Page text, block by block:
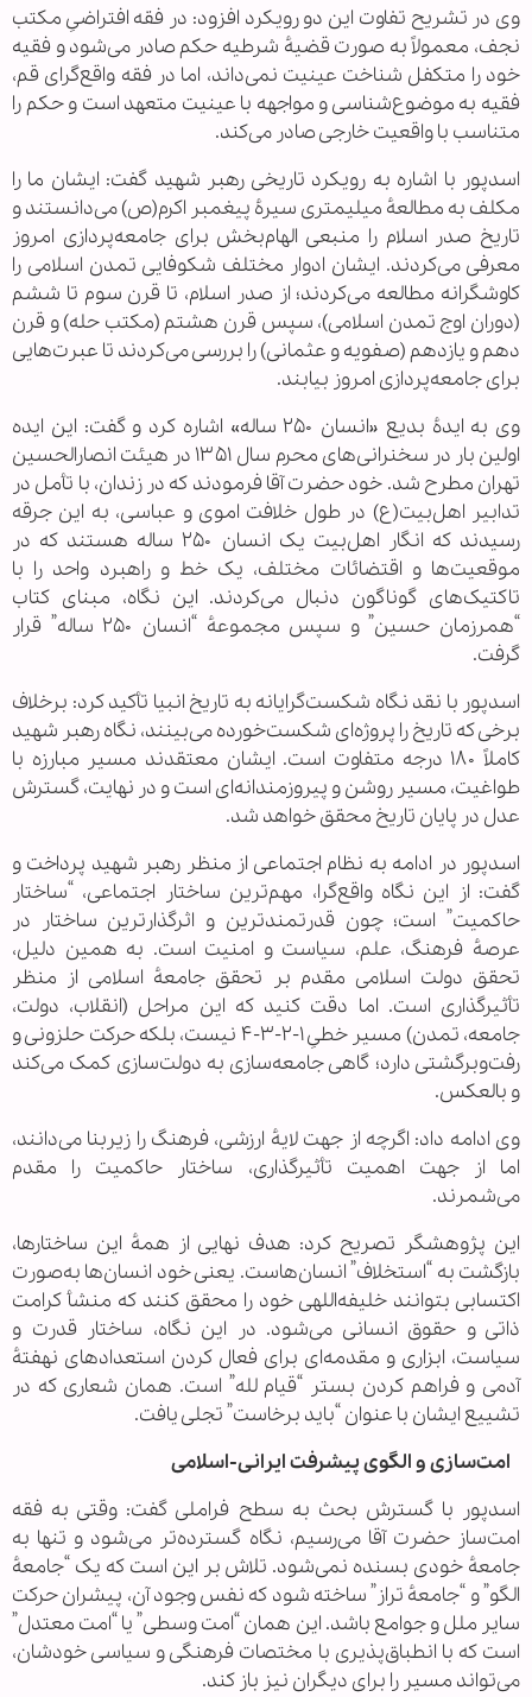
وی در تشریح تفاوت این دو رویکرد افزود: در فقه افتراضیِ مکتب
نجف، معمولاً به صورت قضیهٔ شرطیه حکم صادر می‌شود و فقیه
خود را متکفل شناخت عینیت نمی‌داند، اما در فقه واقع‌گرای قم،
فقیه به موضوع‌شناسی و مواجهه با عینیت متعهد است و حکم را
متناسب با واقعیت خارجی صادر می‌کند.
اسدپور با اشاره به رویکرد تاریخی رهبر شهید گفت: ایشان ما را
مکلف به مطالعهٔ میلیمتری سیرهٔ پیغمبر اکرم(ص) می‌دانستند و
تاریخ صدر اسلام را منبعی الهام‌بخش برای جامعه‌پردازی امروز
معرفی می‌کردند. ایشان ادوار مختلف شکوفایی تمدن اسلامی را
کاوشگرانه مطالعه می‌کردند؛ از صدر اسلام، تا قرن سوم تا ششم
(دوران اوج تمدن اسلامی)، سپس قرن هشتم (مکتب حله) و قرن
دهم و یازدهم (صفویه و عثمانی) را بررسی می‌کردند تا عبرت‌هایی
برای جامعه‌پردازی امروز بیابند.
وی به ایدهٔ بدیع «انسان ۲۵۰ ساله» اشاره کرد و گفت: این ایده
اولین بار در سخنرانی‌های محرم سال ۱۳۵۱ در هیئت انصارالحسین
تهران مطرح شد. خود حضرت آقا فرمودند که در زندان، با تأمل در
تدابیر اهل‌بیت(ع) در طول خلافت اموی و عباسی، به این جرقه
رسیدند که انگار اهل‌بیت یک انسان ۲۵۰ ساله هستند که در
موقعیت‌ها و اقتضائات مختلف، یک خط و راهبرد واحد را با
تاکتیک‌های گوناگون دنبال می‌کردند. این نگاه، مبنای کتاب
“همرزمان حسین” و سپس مجموعهٔ “انسان ۲۵۰ ساله” قرار
گرفت.
اسدپور با نقد نگاه شکست‌گرایانه به تاریخ انبیا تأکید کرد: برخلاف
برخی که تاریخ را پروژه‌ای شکست‌خورده می‌بینند، نگاه رهبر شهید
کاملاً ۱۸۰ درجه متفاوت است. ایشان معتقدند مسیر مبارزه با
طواغیت، مسیر روشن و پیروزمندانه‌ای است و در نهایت، گسترش
عدل در پایان تاریخ محقق خواهد شد.
اسدپور در ادامه به نظام اجتماعی از منظر رهبر شهید پرداخت و
گفت: از این نگاه واقع‌گرا، مهم‌ترین ساختار اجتماعی، “ساختار
حاکمیت” است؛ چون قدرتمندترین و اثرگذارترین ساختار در
عرصهٔ فرهنگ، علم، سیاست و امنیت است. به همین دلیل،
تحقق دولت اسلامی مقدم بر تحقق جامعهٔ اسلامی از منظر
تأثیرگذاری است. اما دقت کنید که این مراحل (انقلاب، دولت،
جامعه، تمدن) مسیر خطیِ ۱-۲-۳-۴ نیست، بلکه حرکت حلزونی و
رفت‌وبرگشتی دارد؛ گاهی جامعه‌سازی به دولت‌سازی کمک می‌کند
و بالعکس.
وی ادامه داد: اگرچه از جهت لایهٔ ارزشی، فرهنگ را زیربنا می‌دانند،
اما از جهت اهمیت تأثیرگذاری، ساختار حاکمیت را مقدم
می‌شمرند.
این پژوهشگر تصریح کرد: هدف نهایی از همهٔ این ساختارها،
بازگشت به “استخلاف” انسان‌هاست. یعنی خود انسان‌ها به‌صورت
اکتسابی بتوانند خلیفه‌اللهی خود را محقق کنند که منشأ کرامت
ذاتی و حقوق انسانی می‌شود. در این نگاه، ساختار قدرت و
سیاست، ابزاری و مقدمه‌ای برای فعال کردن استعدادهای نهفتهٔ
آدمی و فراهم کردن بستر “قیام لله” است. همان شعاری که در
تشییع ایشان با عنوان “باید برخاست” تجلی یافت.
امت‌سازی و الگوی پیشرفت ایرانی-اسلامی
اسدپور با گسترش بحث به سطح فراملی گفت: وقتی به فقه
امت‌ساز حضرت آقا می‌رسیم، نگاه گسترده‌تر می‌شود و تنها به
جامعهٔ خودی بسنده نمی‌شود. تلاش بر این است که یک “جامعهٔ
الگو” و “جامعهٔ تراز” ساخته شود که نفس وجود آن، پیشران حرکت
سایر ملل و جوامع باشد. این همان “امت وسطی” یا “امت معتدل”
است که با انطباق‌پذیری با مختصات فرهنگی و سیاسی خودشان،
می‌تواند مسیر را برای دیگران نیز باز کند.